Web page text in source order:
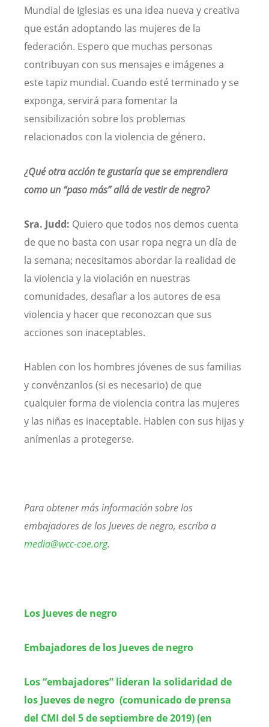
Mundial de Iglesias es una idea nueva y creativa
que están adoptando las mujeres de la
federación. Espero que muchas personas
contribuyan con sus mensajes e imágenes a
este tapiz mundial. Cuando esté terminado y se
exponga, servirá para fomentar la
sensibilización sobre los problemas
relacionados con la violencia de género.
¿Qué otra acción te gustaría que se emprendiera
como un “paso más” allá de vestir de negro?
Sra. Judd: Quiero que todos nos demos cuenta
de que no basta con usar ropa negra un día de
la semana; necesitamos abordar la realidad de
la violencia y la violación en nuestras
comunidades, desafiar a los autores de esa
violencia y hacer que reconozcan que sus
acciones son inaceptables.
Hablen con los hombres jóvenes de sus familias
y convénzanlos (si es necesario) de que
cualquier forma de violencia contra las mujeres
y las niñas es inaceptable. Hablen con sus hijas y
anímenlas a protegerse.
Para obtener más información sobre los
embajadores de los Jueves de negro, escriba a
media@wcc-coe.org.
Los Jueves de negro
Embajadores de los Jueves de negro
Los “embajadores” lideran la solidaridad de
los Jueves de negro (comunicado de prensa
del CMI del 5 de septiembre de 2019) (en